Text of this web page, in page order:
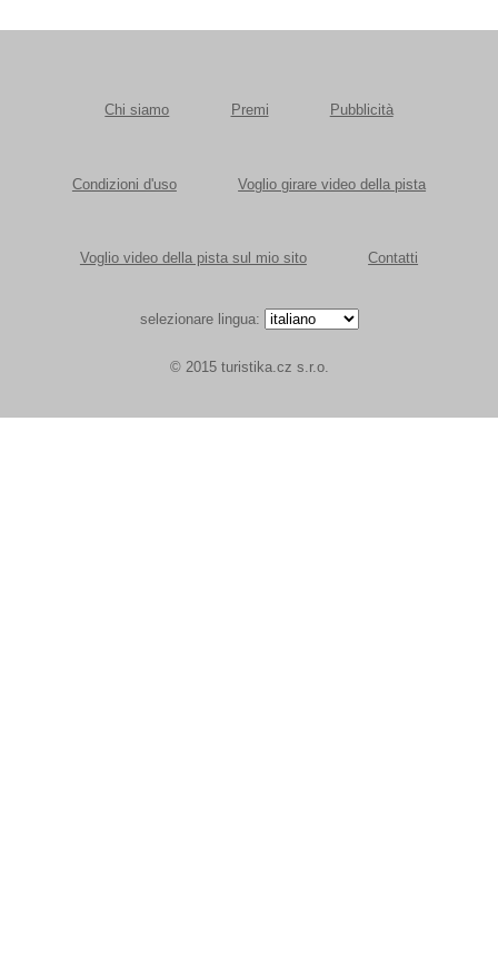
Chi siamo Premi Pubblicità
Condizioni d'uso Voglio girare video della pista
Voglio video della pista sul mio sito Contatti
selezionare lingua:
© 2015 turistika.cz s.r.o.